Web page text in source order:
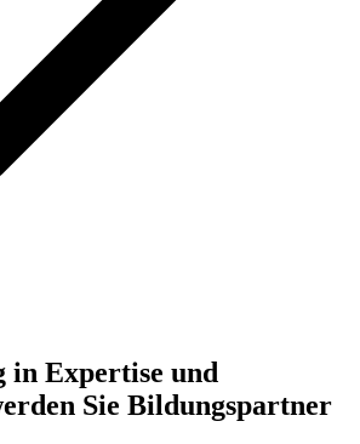
Expertise und
Sie Bildungspartner